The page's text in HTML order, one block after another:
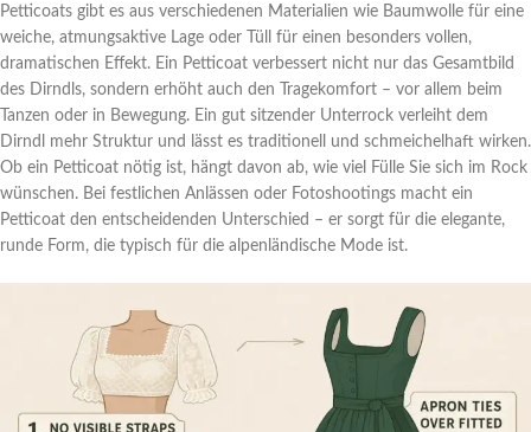
Petticoats gibt es aus verschiedenen Materialien wie Baumwolle für eine
weiche, atmungsaktive Lage oder Tüll für einen besonders vollen,
dramatischen Effekt. Ein Petticoat verbessert nicht nur das Gesamtbild
des Dirndls, sondern erhöht auch den Tragekomfort – vor allem beim
Tanzen oder in Bewegung. Ein gut sitzender Unterrock verleiht dem
Dirndl mehr Struktur und lässt es traditionell und schmeichelhaft wirken.
Ob ein Petticoat nötig ist, hängt davon ab, wie viel Fülle Sie sich im Rock
wünschen. Bei festlichen Anlässen oder Fotoshootings macht ein
Petticoat den entscheidenden Unterschied – er sorgt für die elegante,
runde Form, die typisch für die alpenländische Mode ist.